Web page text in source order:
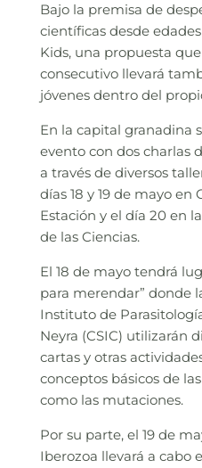
Bajo la premisa de
científicas desde
Kids, una propuesta
consecutivo llevará
jóvenes dentro del
En la capital granadina
evento con dos charlas
a través de diversos
días 18 y 19 de mayo en
Estación y el día 20 en
de las Ciencias.
El 18 de mayo tendrá
para merendar” donde
Instituto de
Neyra (CSIC) utilizarán
cartas y otras
conceptos básicos de
como las mutaciones.
Por su parte, el 19 de
Iberozoa llevará a cabo